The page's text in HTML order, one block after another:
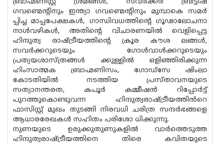
ബ്രാഹ്മണിസ്റ്റ് ശ്രമങ്ങൾ, സവർക്കർ ബ്രിട്ടീഷ്
ഗവണ്മെൻ്റിനും ഇന്ത്യാ ഗവണ്മെൻ്റിനും മുമ്പാകെ സമർ
പ്പിച്ച മാപ്പപേക്ഷകൾ, ഗാന്ധിവധത്തിൻ്റെ ഗൂഢാലോചനാ
നാൾവഴികൾ, അതിന്റെ വിചാരണയിൽ വെളിപ്പെട്ട
ഹിന്ദുത്വ രാഷ്ട്രീയത്തിന്റെ ക്രൂര കൗശ ലങ്ങൾ,
സവർക്കറുടെയും ഗോൾവാൾക്കറുടെയും
പ്രത്യയശാസ്ത്രങ്ങൾ ക്കുള്ളിൽ ഒളിഞ്ഞിരിക്കുന്ന
ഹിംസാത്മക ബ്രാഹ്മണിസം, ഗോഡ്സേ ഷിംലാ
കോടതിയിൽ നടത്തിയ പ്രസ്താവനയുടെ
സത്യാനന്തരത, കപൂർ കമ്മീഷൻ റിപ്പോർട്ട്
പുറത്തുകൊണ്ടുവന്ന ഹിന്ദുത്വരാഷ്ട്രീയത്തിൻറെ
ഫാസിസ്റ്റ് മുഖം തുടങ്ങി നിരവധി ചരിത്ര സന്ദർഭങ്ങളെ
ആധാരരേഖകൾ സഹിതം പരിശോ ധിക്കുന്നു.
നുണയുടെ ഉരുക്കുതുണുകളിൽ വാർത്തെടുത്ത
ഹിന്ദുത്വരാഷ്ട്രീയത്തിനെ തിരെ കവിതയുടെ